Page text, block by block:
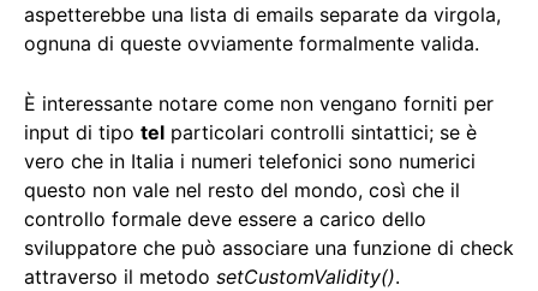
aspetterebbe una lista di emails separate da virgola,
ognuna di queste ovviamente formalmente valida.
È interessante notare come non vengano forniti per
input di tipo tel particolari controlli sintattici; se è
vero che in Italia i numeri telefonici sono numerici
questo non vale nel resto del mondo, così che il
controllo formale deve essere a carico dello
sviluppatore che può associare una funzione di check
attraverso il metodo setCustomValidity().